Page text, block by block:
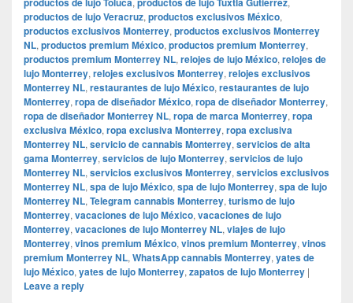
productos de lujo Veracruz, productos exclusivos México,
productos exclusivos Monterrey, productos exclusivos Monterrey
NL, productos premium México, productos premium Monterrey,
productos premium Monterrey NL, relojes de lujo México, relojes de
lujo Monterrey, relojes exclusivos Monterrey, relojes exclusivos
Monterrey NL, restaurantes de lujo México, restaurantes de lujo
Monterrey, ropa de diseñador México, ropa de diseñador Monterrey,
ropa de diseñador Monterrey NL, ropa de marca Monterrey, ropa
exclusiva México, ropa exclusiva Monterrey, ropa exclusiva
Monterrey NL, servicio de cannabis Monterrey, servicios de alta
gama Monterrey, servicios de lujo Monterrey, servicios de lujo
Monterrey NL, servicios exclusivos Monterrey, servicios exclusivos
Monterrey NL, spa de lujo México, spa de lujo Monterrey, spa de lujo
Monterrey NL, Telegram cannabis Monterrey, turismo de lujo
Monterrey, vacaciones de lujo México, vacaciones de lujo
Monterrey, vacaciones de lujo Monterrey NL, viajes de lujo
Monterrey, vinos premium México, vinos premium Monterrey, vinos
premium Monterrey NL, WhatsApp cannabis Monterrey, yates de
lujo México, yates de lujo Monterrey, zapatos de lujo Monterrey |
Leave a reply